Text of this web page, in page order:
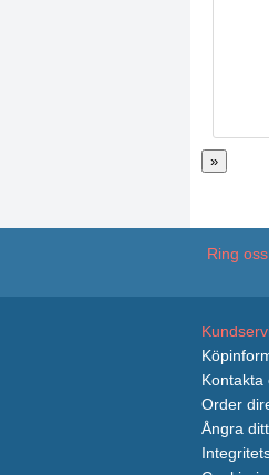
»
Ring
Kontakta
Order
Ångra